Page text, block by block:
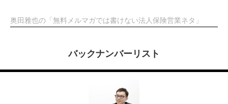
奥田雅也の「無料メルマガでは書けない法人保険営業ネタ」
バックナンバーリスト